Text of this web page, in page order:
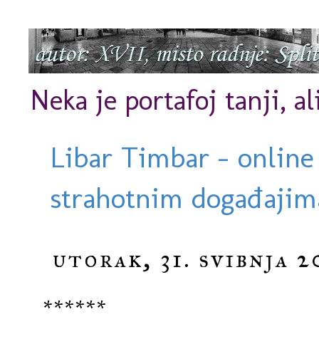
Neka je portafoj tanji,
Libar Timbar -
strahotnim
utorak, 31. svibnja
******